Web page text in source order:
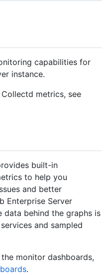
capabilities for
instance.
metrics, see
built-in
to help you
and better
Enterprise Server
data behind the graphs is
and sampled
monitor dashboards,
.